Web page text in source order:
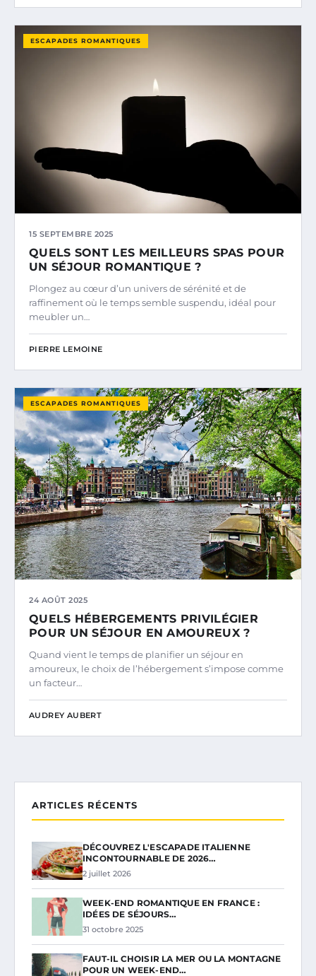
ESCAPADES ROMANTIQUES
15 SEPTEMBRE 2025
QUELS SONT LES MEILLEURS SPAS POUR
UN SÉJOUR ROMANTIQUE ?
Plongez au cœur d’un univers de sérénité et de
raffinement où le temps semble suspendu, idéal pour
meubler un…
PIERRE LEMOINE
ESCAPADES ROMANTIQUES
24 AOÛT 2025
QUELS HÉBERGEMENTS PRIVILÉGIER
POUR UN SÉJOUR EN AMOUREUX ?
Quand vient le temps de planifier un séjour en
amoureux, le choix de l’hébergement s’impose comme
un facteur…
AUDREY AUBERT
ARTICLES RÉCENTS
DÉCOUVREZ L'ESCAPADE ITALIENNE
INCONTOURNABLE DE 2026…
2 juillet 2026
WEEK-END ROMANTIQUE EN FRANCE :
IDÉES DE SÉJOURS…
31 octobre 2025
FAUT-IL CHOISIR LA MER OU LA MONTAGNE
POUR UN WEEK-END…